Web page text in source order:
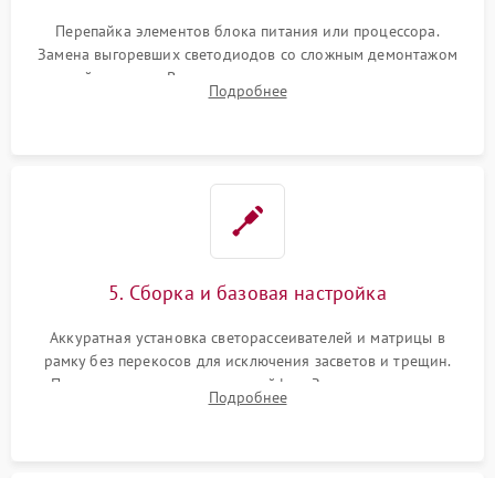
Перепайка элементов блока питания или процессора.
Замена выгоревших светодиодов со сложным демонтажом
хрупкой матрицы. Восстановление поврежденных дорожек,
прошивка микросхем памяти EEPROM
Подробнее
5. Сборка и базовая настройка
Аккуратная установка светорассеивателей и матрицы в
рамку без перекосов для исключения засветов и трещин.
Подключение внутренних шлейфов. Закрытие корпуса.
Сброс настроек и обновление программного обеспечения.
Подробнее